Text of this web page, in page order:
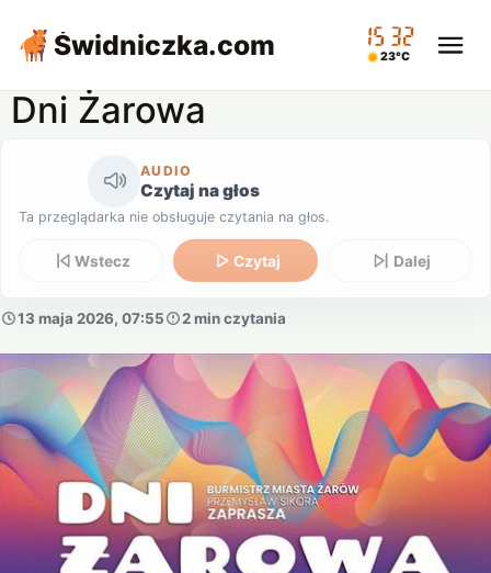
Świdniczka.com 15:32
23°C
Dni Żarowa
AUDIO
Czytaj na głos
Ta przeglądarka nie obsługuje czytania na głos.
Wstecz Czytaj Dalej
13 maja 2026, 07:55 2 min czytania